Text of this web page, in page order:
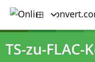
TS-zu-